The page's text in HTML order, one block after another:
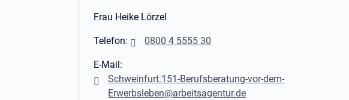
Frau Heike Lörzel
Telefon: 0800 4 5555 30
E-Mail:
Schweinfurt.151-Berufsberatung-vor-dem-
Erwerbsleben@arbeitsagentur.de